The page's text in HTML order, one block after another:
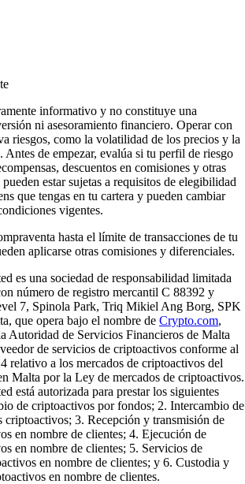
informativo y no constituye una
ni asesoramiento financiero. Operar con
riesgos, como la volatilidad de los precios y la
Antes de empezar, evalúa si tu perfil de riesgo
descuentos en comisiones y otras
estar sujetas a requisitos de elegibilidad
que tengas en tu cartera y pueden cambiar
vigentes.
hasta el límite de transacciones de tu
aplicarse otras comisiones y diferenciales.
es una sociedad de responsabilidad limitada
número de registro mercantil C 88392 y
7, Spinola Park, Triq Mikiel Ang Borg, SPK
que opera bajo el nombre de Crypto.com,
Autoridad de Servicios Financieros de Malta
de servicios de criptoactivos conforme al
relativo a los mercados de criptoactivos del
Malta por la Ley de mercados de criptoactivos.
está autorizada para prestar los siguientes
de criptoactivos por fondos; 2. Intercambio de
criptoactivos; 3. Recepción y transmisión de
en nombre de clientes; 4. Ejecución de
en nombre de clientes; 5. Servicios de
en nombre de clientes; y 6. Custodia y
en nombre de clientes.